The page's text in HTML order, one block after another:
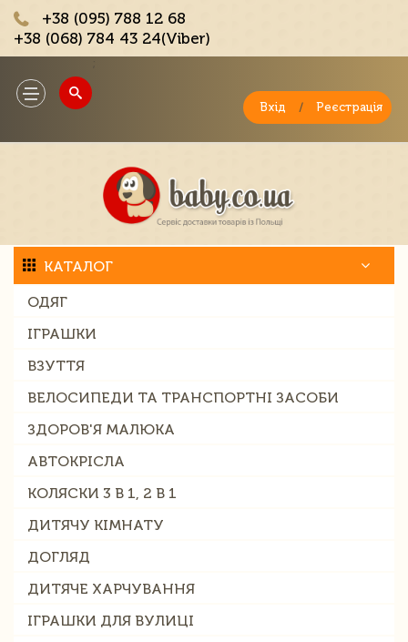
+38 (095) 788 12 68
+38 (068) 784 43 24(Viber)
Toggle
navigation
Вхід / Реєстрація
КАТАЛОГ
ОДЯГ
ІГРАШКИ
ВЗУТТЯ
ВЕЛОСИПЕДИ ТА ТРАНСПОРТНІ ЗАСОБИ
ЗДОРОВ'Я МАЛЮКА
АВТОКРІСЛА
КОЛЯСКИ 3 В 1, 2 В 1
ДИТЯЧУ КІМНАТУ
ДОГЛЯД
ДИТЯЧЕ ХАРЧУВАННЯ
ІГРАШКИ ДЛЯ ВУЛИЦІ